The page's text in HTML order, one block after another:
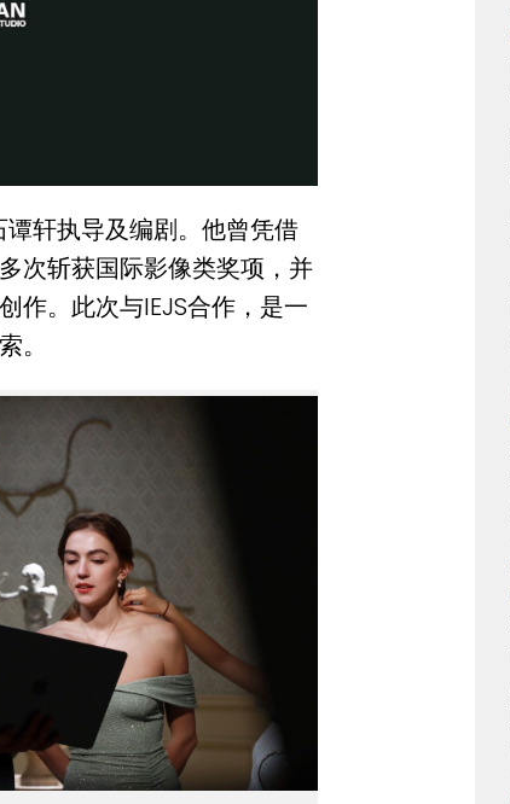
轩执导及编剧。他曾凭借
次斩获国际影像类奖项，并
作。此次与IEJS合作，是一
。